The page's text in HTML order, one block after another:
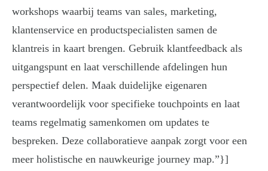
workshops waarbij teams van sales, marketing,
klantenservice en productspecialisten samen de
klantreis in kaart brengen. Gebruik klantfeedback als
uitgangspunt en laat verschillende afdelingen hun
perspectief delen. Maak duidelijke eigenaren
verantwoordelijk voor specifieke touchpoints en laat
teams regelmatig samenkomen om updates te
bespreken. Deze collaboratieve aanpak zorgt voor een
meer holistische en nauwkeurige journey map.”}]